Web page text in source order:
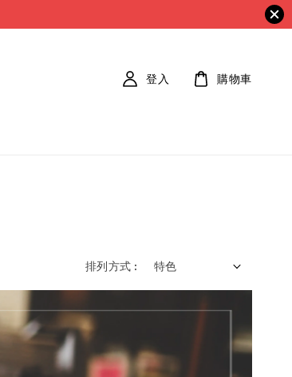
登入 購物車
排列方式 :